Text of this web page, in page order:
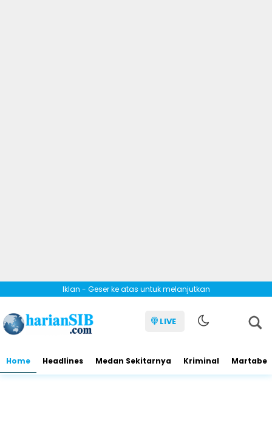
Iklan - Geser ke atas untuk melanjutkan
LIVE
Home Headlines Medan Sekitarnya Kriminal Martabe